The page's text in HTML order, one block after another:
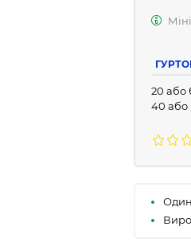
20 або
40 або